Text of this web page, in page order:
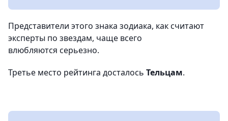
Представители этого знака зодиака, как считают
эксперты по звездам, чаще всего
влюбляются серьезно.
Третье место рейтинга досталось Тельцам.